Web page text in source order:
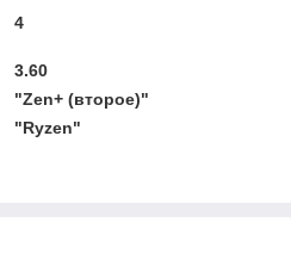
4
3.60
"Zen+ (второе)"
"Ryzen"